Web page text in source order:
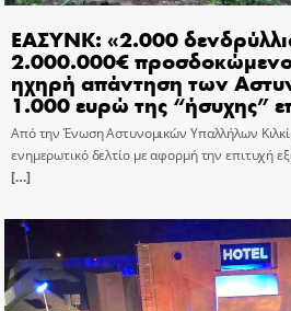
ΕΑΣΥΝΚ: «2.000
2.000.000€
ηχηρή απάντηση των
1.000 ευρώ της “ήσυχης”
Από την Ένωση Αστυνομικών Υπαλλήλων
ενημερωτικό δελτίο με αφορμή την επιτυχή
[…]